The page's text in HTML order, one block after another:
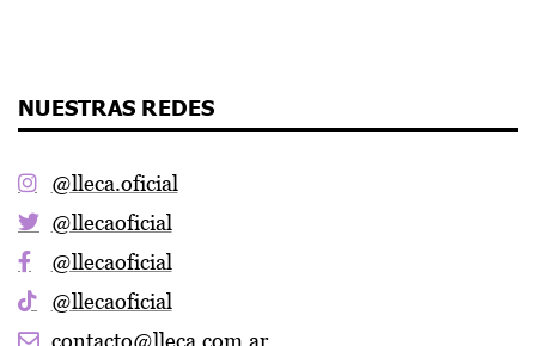
NUESTRAS REDES
@lleca.oficial
@llecaoficial
@llecaoficial
@llecaoficial
contacto@lleca.com.ar